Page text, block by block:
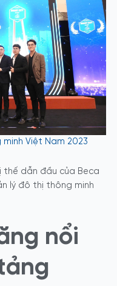
Việt Nam 2023
thế dẫn đầu của Beca
lý đô thị thông minh
nổi